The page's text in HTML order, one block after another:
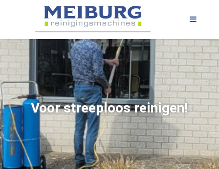
Voor streeploos reinigen!